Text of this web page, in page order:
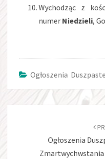
Wychodząc z
numer Niedzieli,
Ogłoszenia
Ogłoszenia
Zmartwychwstania